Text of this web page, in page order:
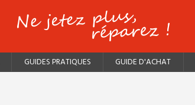
GUIDES PRATIQUES GUIDE D'ACHAT